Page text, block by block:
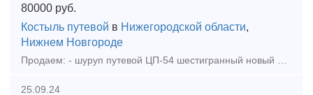
80000 руб.
Костыль путевой в Нижегородской области,
Нижнем Новгороде
Продаем: - шуруп путевой ЦП-54 шестигранный новый 4тн - шуруп путевой 24х170 новый 2тн Цена договорная. Покупаем: - рельс р65 новые, резерв, бу - накладка 1р65, 2р65, 1р50 новая, рез
25.09.24